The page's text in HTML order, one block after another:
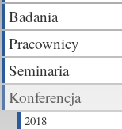
Badania
Pracownicy
Seminaria
Konferencja
2018